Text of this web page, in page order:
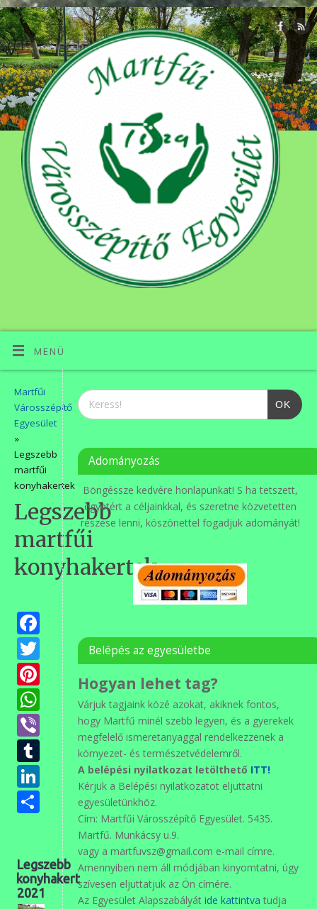
MENÜ
Martfűi
Városszépítő
Egyesület
»
Legszebb
martfűi
konyhakertek
Legszebb
martfűi
konyhakertek
Facebook
Twitter
Pinterest
WhatsApp
Viber
Tumblr
LinkedIn
Ossza
meg
Legszebb
konyhakert
2021
OK
Adományozás
Böngéssze kedvére honlapunkat! S ha tetszett,
egyetért a céljainkkal, és szeretne közvetetten
részese lenni, köszönettel fogadjuk adományát!
Belépés az egyesületbe
Hogyan lehet tag?
Várjuk tagjaink közé azokat, akiknek fontos,
hogy Martfű minél szebb legyen, és a gyerekek
megfelelő ismeretanyaggal rendelkezzenek a
környezet- és természetvédelemről.
A belépési nyilatkozat letölthető ITT!
Kérjük a Belépési nyilatkozatot eljuttatni
egyesületünkhöz.
Cím: Martfűi Városszépítő Egyesület. 5435.
Martfű. Munkácsy u.9.
vagy a martfuvsz@gmail.com e-mail címre.
Amennyiben nem áll módjában kinyomtatni, úgy
szívesen eljuttatjuk az Ön címére.
Az Egyesület Alapszabályát ide kattintva tudja